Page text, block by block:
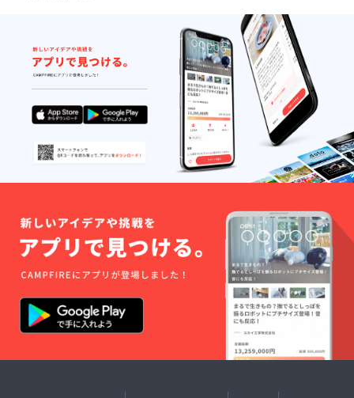
プライ
バシー
等を侵
害する
おそれ
のある
もの ・
法令、
規則等
に反す
るもの
・その
他掲載
する広
て適当
でない
と当店
が認め
るもの
と当店
が認め
るもの